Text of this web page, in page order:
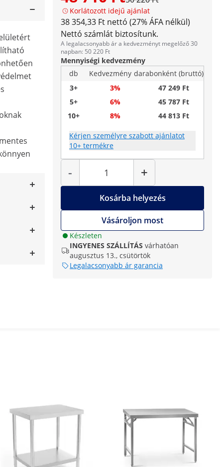
Korlátozott idejű ajánlat
38 354,33 Ft nettó (27% ÁFA nélkül)
Nettó számlát biztosítunk.
A legalacsonyabb ár a kedvezményt megelőző 30
napban: 50 220 Ft
Mennyiségi kedvezmény
db
Kedvezmény darabonként (bruttó)
3+
3%
47 249 Ft
5+
6%
45 787 Ft
10+
8% 44 813 Ft
Kérjen személyre szabott ajánlatot
10+ termékre
-
Mennyiség
+
Kosárba helyezés
Vásároljon most
Készleten
INGYENES SZÁLLÍTÁS várhatóan
augusztus 13., csütörtök
Legalacsonyabb ár garancia